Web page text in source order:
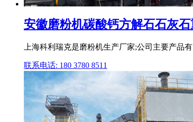
安徽磨粉机碳酸钙方解石石灰
上海科利瑞克是磨粉机生产厂家;公司主要产品
联系电话: 180 3780 8511